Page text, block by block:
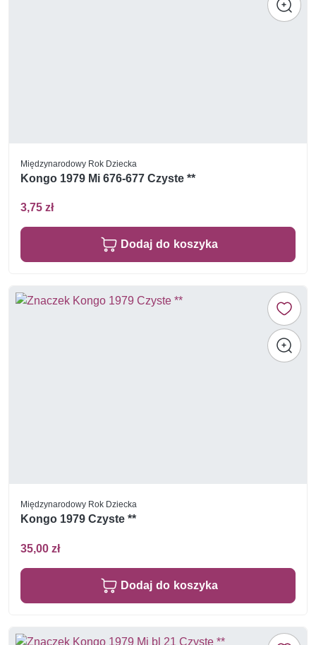
Międzynarodowy Rok Dziecka
Kongo 1979 Mi 676-677 Czyste **
3,75 zł
Dodaj do koszyka
Międzynarodowy Rok Dziecka
Kongo 1979 Czyste **
35,00 zł
Dodaj do koszyka